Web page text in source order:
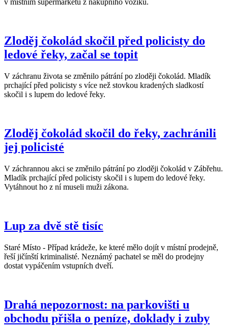
v místním supermarketu z nákupního vozíku.
Zloděj čokolád skočil před policisty do
ledové řeky, začal se topit
V záchranu života se změnilo pátrání po zloději čokolád. Mladík
prchající před policisty s více než stovkou kradených sladkostí
skočil i s lupem do ledové řeky.
Zloděj čokolád skočil do řeky, zachránili
jej policisté
V záchrannou akci se změnilo pátrání po zloději čokolád v Zábřehu.
Mladík prchající před policisty skočil i s lupem do ledové řeky.
Vytáhnout ho z ní museli muži zákona.
Lup za dvě stě tisíc
Staré Místo - Případ krádeže, ke které mělo dojít v místní prodejně,
řeší jičínští kriminalisté. Neznámý pachatel se měl do prodejny
dostat vypáčením vstupních dveří.
Drahá nepozornost: na parkovišti u
obchodu přišla o peníze, doklady i zuby